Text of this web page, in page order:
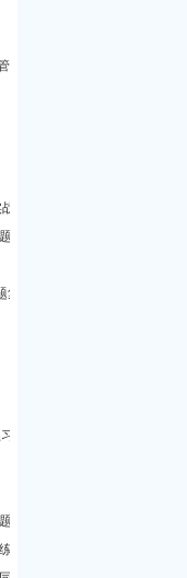
理
集
集
习题